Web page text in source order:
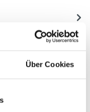
Über Cookies
zum Artikel